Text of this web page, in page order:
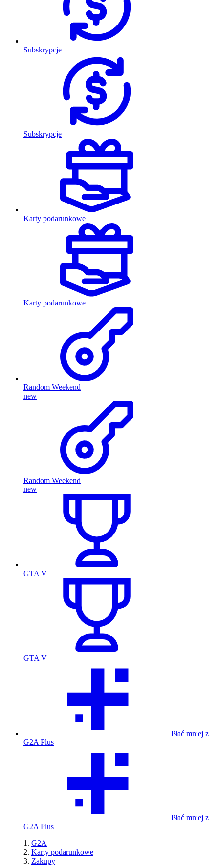
Subskrypcje
Subskrypcje
Karty podarunkowe
Karty podarunkowe
Random Weekend
new
Random Weekend
new
GTA V
GTA V
Płać mniej z
G2A Plus
Płać mniej z
G2A Plus
G2A
Karty podarunkowe
Zakupy